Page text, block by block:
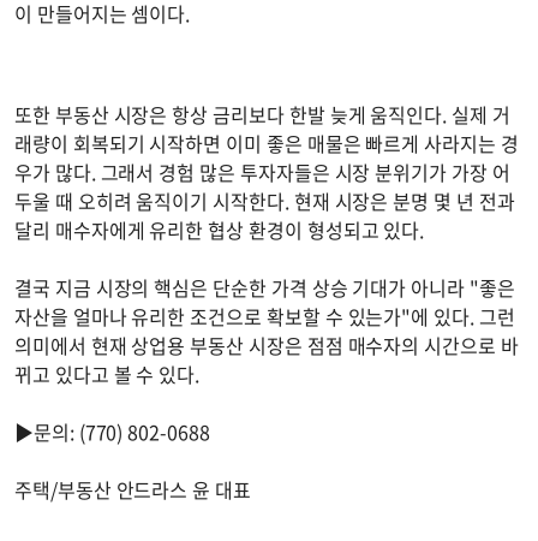
이 만들어지는 셈이다.
또한 부동산 시장은 항상 금리보다 한발 늦게 움직인다. 실제 거
래량이 회복되기 시작하면 이미 좋은 매물은 빠르게 사라지는 경
우가 많다. 그래서 경험 많은 투자자들은 시장 분위기가 가장 어
두울 때 오히려 움직이기 시작한다. 현재 시장은 분명 몇 년 전과
달리 매수자에게 유리한 협상 환경이 형성되고 있다.
결국 지금 시장의 핵심은 단순한 가격 상승 기대가 아니라 "좋은
자산을 얼마나 유리한 조건으로 확보할 수 있는가"에 있다. 그런
의미에서 현재 상업용 부동산 시장은 점점 매수자의 시간으로 바
뀌고 있다고 볼 수 있다.
▶문의: (770) 802-0688
주택/부동산 안드라스 윤 대표